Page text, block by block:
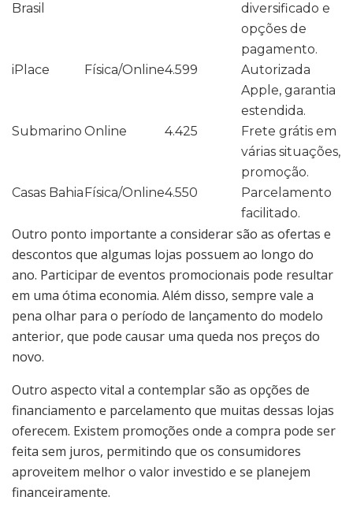
Brasil
diversificado e
opções de
pagamento.
iPlace
Física/Online4.599
Autorizada
Apple, garantia
estendida.
Submarino Online 4.425
Frete grátis em
várias situações,
promoção.
Casas BahiaFísica/Online4.550
Parcelamento
facilitado.
Outro ponto importante a considerar são as ofertas e
descontos que algumas lojas possuem ao longo do
ano. Participar de eventos promocionais pode resultar
em uma ótima economia. Além disso, sempre vale a
pena olhar para o período de lançamento do modelo
anterior, que pode causar uma queda nos preços do
novo.
Outro aspecto vital a contemplar são as opções de
financiamento e parcelamento que muitas dessas lojas
oferecem. Existem promoções onde a compra pode ser
feita sem juros, permitindo que os consumidores
aproveitem melhor o valor investido e se planejem
financeiramente.